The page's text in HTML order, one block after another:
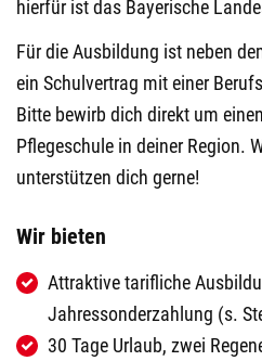
hierfür ist das Bayerische
Für die Ausbildung ist neben
ein Schulvertrag mit einer
Bitte bewirb dich direkt um
Pflegeschule in deiner Region.
unterstützen dich gerne!
Wir bieten
Attraktive tarifliche
Jahressonderzahlung (s.
30 Tage Urlaub, zwei